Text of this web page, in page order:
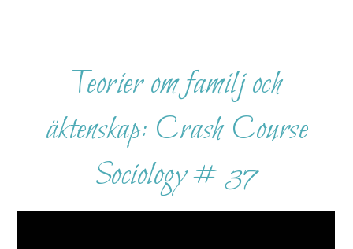
Teorier om familj och
äktenskap: Crash Course
Sociology # 37